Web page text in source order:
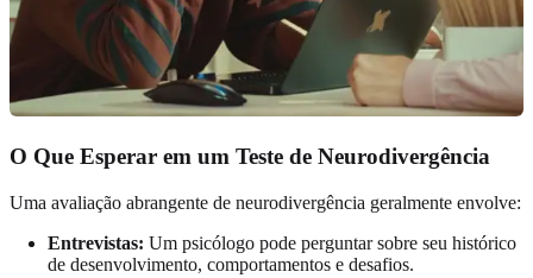
O Que Esperar em um Teste de Neurodivergência
Uma avaliação abrangente de neurodivergência geralmente envolve:
Entrevistas: Um psicólogo pode perguntar sobre seu histórico
de desenvolvimento, comportamentos e desafios.